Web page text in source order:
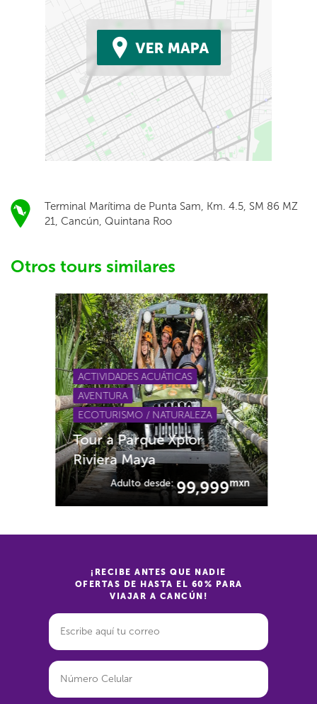
Terminal Marítima de Punta Sam, Km. 4.5, SM 86 MZ
21, Cancún, Quintana Roo
Otros tours similares
ACTIVIDADES ACUÁTICAS
AVENTURA
ECOTURISMO / NATURALEZA
Tour a Parque Xplor
Riviera Maya
Adulto desde:99,999mxn
¡RECIBE ANTES QUE NADIE
OFERTAS DE HASTA EL 60% PARA
VIAJAR A CANCÚN!